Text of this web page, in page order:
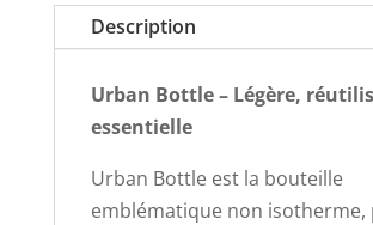
Description
Urban Bottle – Légère,
essentielle
Urban Bottle est la bouteille
emblématique non isotherme,